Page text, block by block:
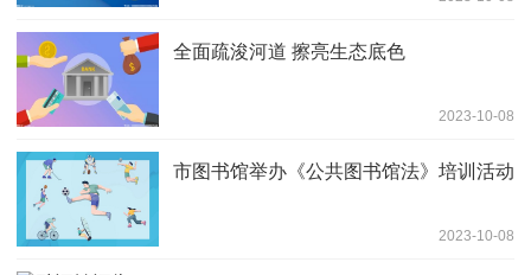
全面疏浚河道 擦亮生态底色
2023-10-08
市图书馆举办《公共图书馆法》培训活动
2023-10-08